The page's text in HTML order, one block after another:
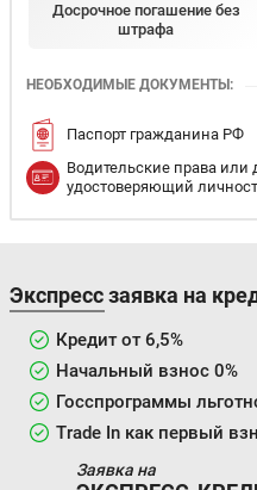
Досрочное погашение без
штрафа
НЕОБХОДИМЫЕ ДОКУМЕНТЫ:
Паспорт гражданина РФ
Водительские права или
удостоверяющий
Экспресс заявка на
Кредит от 6,5%
Начальный взнос 0%
Госспрограммы
Trade In как первый
Заявка на